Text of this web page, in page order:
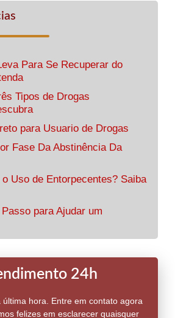
Para Se Recuperar do
Tipos de Drogas
para Usuario de Drogas
Fase Da Abstinência Da
Uso de Entorpecentes? Saiba
para Ajudar um
24h
última hora. Entre em contato agora
felizes em esclarecer quaisquer